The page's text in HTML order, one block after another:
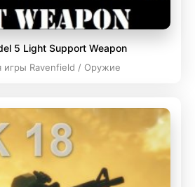
5 Light Support Weapon
Ravenfield / Оружие